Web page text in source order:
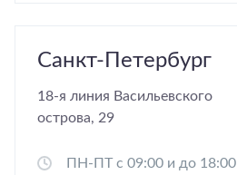
Санкт-Петербург
18-я линия Васильевского
острова, 29
ПН-ПТ с 09:00 и до 18:00